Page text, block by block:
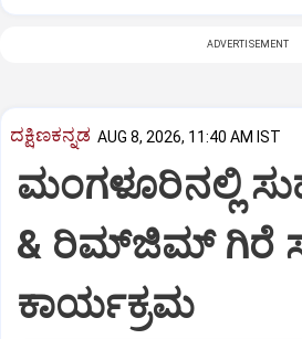
ADVERTISEMENT
ದಕ್ಷಿಣಕನ್ನಡ AUG 8, 2026, 11:40 AM IST
ಮಂಗಳೂರಿನಲ್ಲಿ
& ರಿಮ್‌ಜಿಮ್ ಗಿರೆ
ಕಾರ್ಯಕ್ರಮ